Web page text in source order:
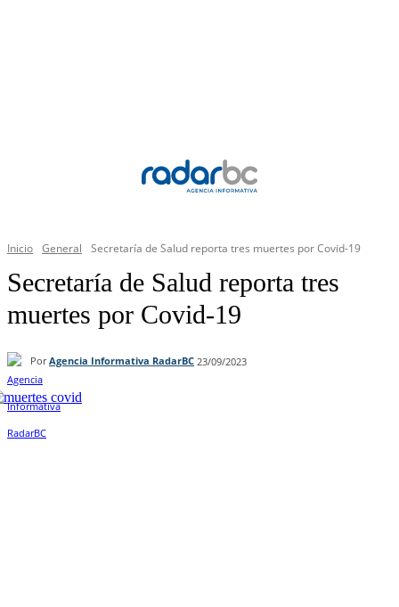
Inicio General Secretaría de Salud reporta tres muertes por Covid-19
Secretaría de Salud reporta tres
muertes por Covid-19
Por Agencia Informativa RadarBC 23/09/2023